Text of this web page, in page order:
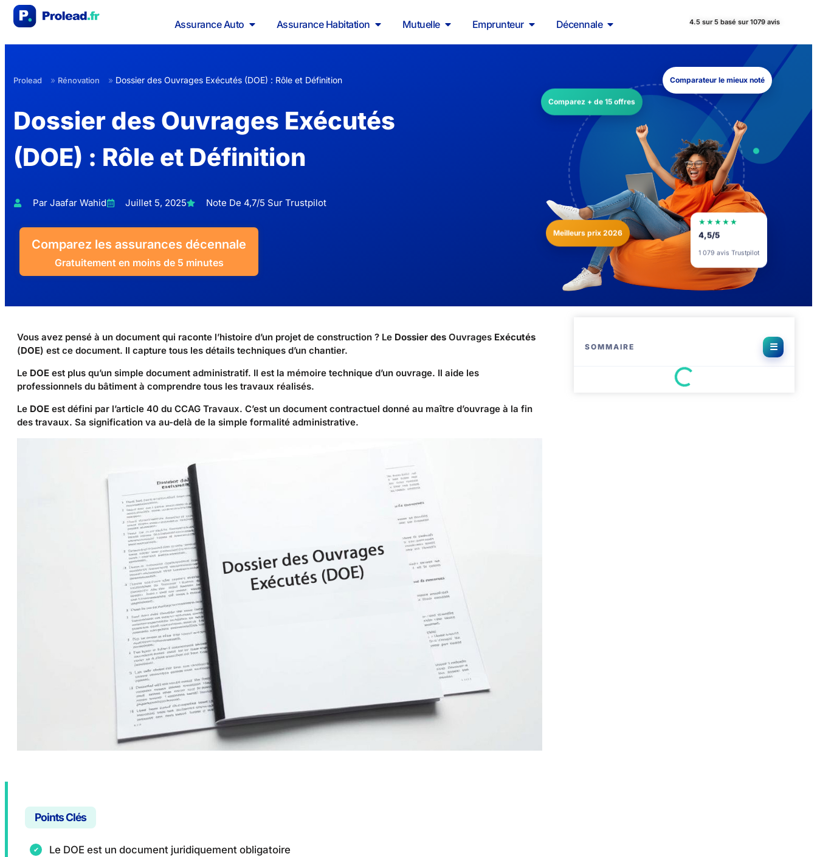
Assurance Auto Assurance Habitation Mutuelle Emprunteur Décennale 4.5 sur 5 basé sur 1079 avis
Prolead » Rénovation » Dossier des Ouvrages Exécutés (DOE) : Rôle et Définition
Dossier des Ouvrages Exécutés
(DOE) : Rôle et Définition
Par Jaafar Wahid Juillet 5, 2025 Note De 4,7/5 Sur Trustpilot
Comparez les assurances décennale
Gratuitement en moins de 5 minutes
Comparez + de 15 offres
Meilleurs prix 2026
Comparateur le mieux noté
★★★★★
4,5/5
1 079 avis Trustpilot
Vous avez pensé à un document qui raconte l’histoire d’un projet de construction ? Le Dossier des Ouvrages Exécutés
(DOE) est ce document. Il capture tous les détails techniques d’un chantier.
Le DOE est plus qu’un simple document administratif. Il est la mémoire technique d’un ouvrage. Il aide les
professionnels du bâtiment à comprendre tous les travaux réalisés.
Le DOE est défini par l’article 40 du CCAG Travaux. C’est un document contractuel donné au maître d’ouvrage à la fin
des travaux. Sa signification va au-delà de la simple formalité administrative.
Points Clés
Le DOE est un document juridiquement obligatoire
SOMMAIRE